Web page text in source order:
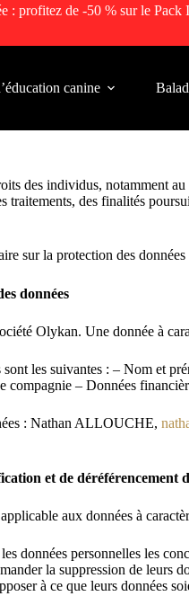
: profitez de -50 % sur le
canine
des individus, notamment
traitements, des finalités
sur la protection des
données
Olykan. Une donnée à
les suivantes : – Nom et
compagnie – Données
: Nathan ALLOUCHE,
et de déréférencement
aux données à
données personnelles les
la suppression de leurs
à ce que leurs données